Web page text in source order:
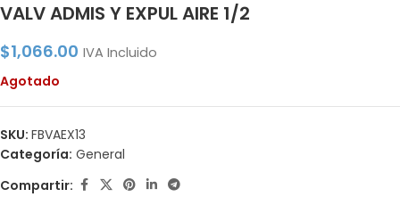
VALV ADMIS Y EXPUL AIRE 1/2
$1,066.00 IVA Incluido
Agotado
SKU: FBVAEX13
Categoría: General
Compartir: